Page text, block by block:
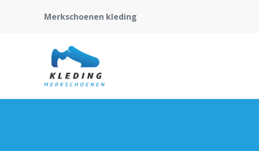
Merkschoenen kleding